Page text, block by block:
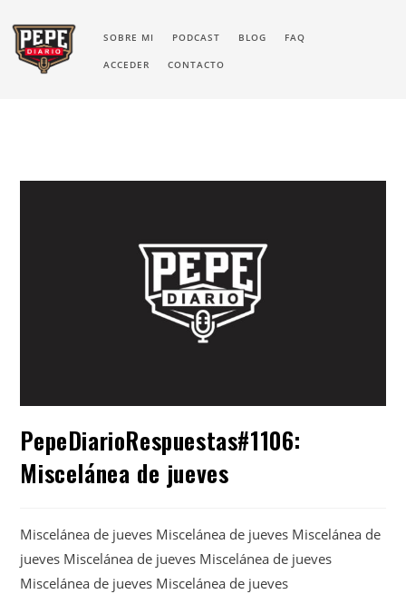
SOBRE MI PODCAST BLOG FAQ
ACCEDER CONTACTO
PepeDiarioRespuestas#1106:
Miscelánea de jueves
Miscelánea de jueves Miscelánea de jueves Miscelánea de
jueves Miscelánea de jueves Miscelánea de jueves
Miscelánea de jueves Miscelánea de jueves